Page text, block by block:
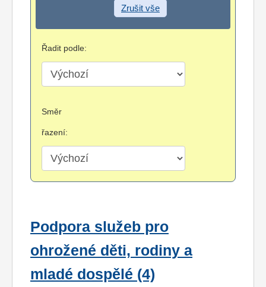
Zrušit vše
Řadit podle:
Směr
řazení:
Podpora služeb pro
ohrožené děti, rodiny a
mladé dospělé (4)